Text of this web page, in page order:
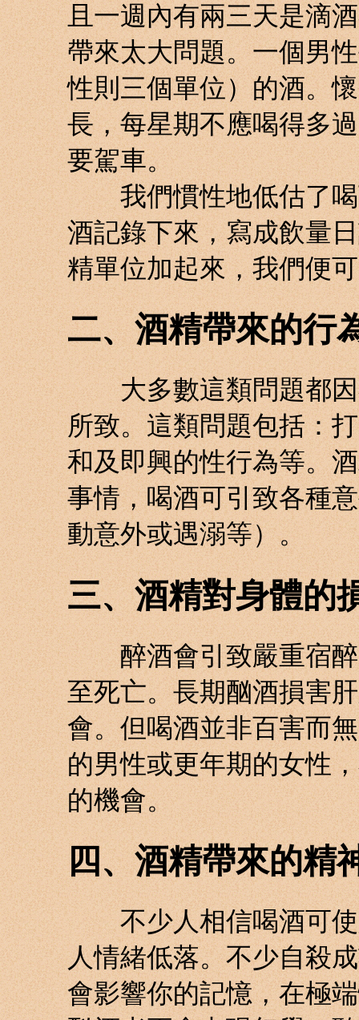
且一週內有兩三天是滴
帶來太大問題。一個男
性則三個單位）的酒。
長，每星期不應喝得多
要駕車。
我們慣性地低估了喝
酒記錄下來，寫成飲量
精單位加起來，我們便
二、酒精帶來的行
大多數這類問題都因
所致。這類問題包括：
和及即興的性行為等。
事情，喝酒可引致各種
動意外或遇溺等）。
三、酒精對身體的
醉酒會引致嚴重宿醉
至死亡。長期酗酒損害
會。但喝酒並非百害而
的男性或更年期的女性
的機會。
四、酒精帶來的精
不少人相信喝酒可使
人情緒低落。不少自殺
會影響你的記憶，在極